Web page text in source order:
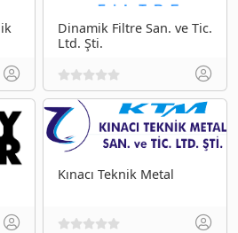
Dinamik Filtre San. ve Tic.
Ltd. Şti.
Kınacı Teknik Metal